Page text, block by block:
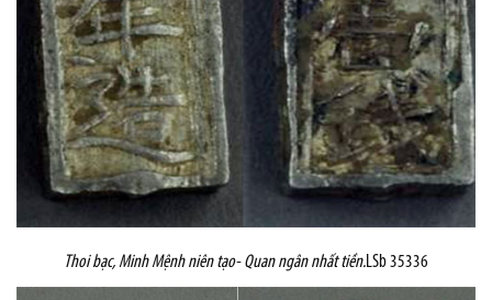
Thoi bạc,Minh Mệnh niên tạo- Quan ngân nhất tiền.LSb 35336